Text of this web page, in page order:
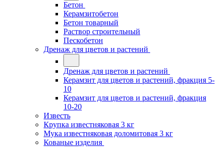
Бетон
Керамзитобетон
Бетон товарный
Раствор строительный
Пескобетон
Дренаж для цветов и растений
Дренаж для цветов и растений
Керамзит для цветов и растений, фракция 5-
10
Керамзит для цветов и растений, фракция
10-20
Известь
Крупка известняковая 3 кг
Мука известняковая доломитовая 3 кг
Кованые изделия